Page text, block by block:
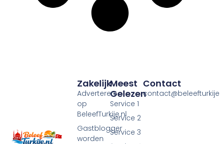
Meest
Gelezen
Service 1
Service 2
Service 3
Zakelijk
Adverteren
op
BeleefTurkije.nl
Gastblogger
worden
Contact